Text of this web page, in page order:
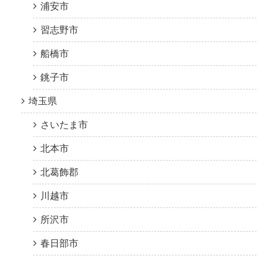
浦安市
習志野市
船橋市
銚子市
埼玉県
さいたま市
北本市
北葛飾郡
川越市
所沢市
春日部市